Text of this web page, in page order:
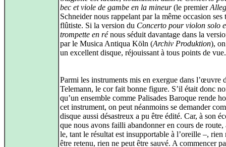
bec et viole de gambe en la mineur(le premier
Schneider nous rappelant par la même occasion ses
flûtiste. Si la version du Concerto pour violon solo
trompette en rénous séduit davantage dans la
par le Musica Antiqua Köln (Archiv Produktion),
un excellent disque, réjouissant à tous points de vue.
Parmi les instruments mis en exergue dans l’œuvre
Telemann, le cor fait bonne figure. S’il était donc
qu’un ensemble comme Palisades Baroque rende
cet instrument, on peut néanmoins se demander
disque aussi désastreux a pu être édité. Car, à son
que nous avons failli abandonner en cours de route,
le, tant le résultat est insupportable à l’oreille –, rien
être retenu, rien ne peut être sauvé. A commencer